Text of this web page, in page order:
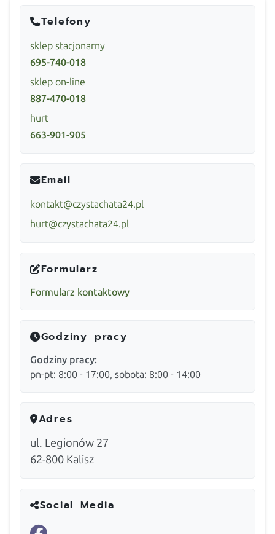
Telefony
sklep stacjonarny
695-740-018
sklep on-line
887-470-018
hurt
663-901-905
Email
kontakt@czystachata24.pl
hurt@czystachata24.pl
Formularz
Formularz kontaktowy
Godziny pracy
Godziny pracy:
pn-pt: 8:00 - 17:00, sobota: 8:00 - 14:00
Adres
ul. Legionów 27
62-800 Kalisz
Social Media